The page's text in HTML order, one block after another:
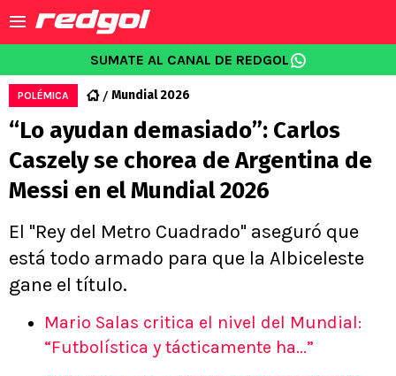
SUMATE AL CANAL DE REDGOL
POLÉMICA Mundial 2026
“Lo ayudan demasiado”: Carlos
Caszely se chorea de Argentina de
Messi en el Mundial 2026
El "Rey del Metro Cuadrado" aseguró que
está todo armado para que la Albiceleste
gane el título.
Mario Salas critica el nivel del Mundial:
“Futbolística y tácticamente ha...”